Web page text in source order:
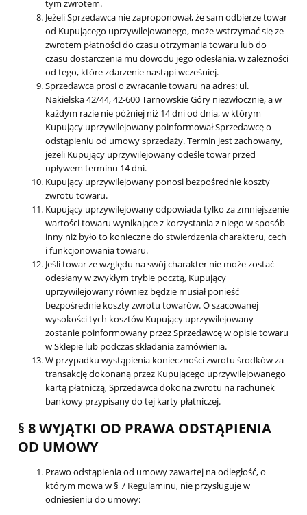
tym zwrotem.
Jeżeli Sprzedawca nie zaproponował, że sam odbierze towar
od Kupującego uprzywilejowanego, może wstrzymać się ze
zwrotem płatności do czasu otrzymania towaru lub do
czasu dostarczenia mu dowodu jego odesłania, w zależności
od tego, które zdarzenie nastąpi wcześniej.
Sprzedawca prosi o zwracanie towaru na adres: ul.
Nakielska 42/44, 42-600 Tarnowskie Góry niezwłocznie, a w
każdym razie nie później niż 14 dni od dnia, w którym
Kupujący uprzywilejowany poinformował Sprzedawcę o
odstąpieniu od umowy sprzedaży. Termin jest zachowany,
jeżeli Kupujący uprzywilejowany odeśle towar przed
upływem terminu 14 dni.
Kupujący uprzywilejowany ponosi bezpośrednie koszty
zwrotu towaru.
Kupujący uprzywilejowany odpowiada tylko za zmniejszenie
wartości towaru wynikające z korzystania z niego w sposób
inny niż było to konieczne do stwierdzenia charakteru, cech
i funkcjonowania towaru.
Jeśli towar ze względu na swój charakter nie może zostać
odesłany w zwykłym trybie pocztą, Kupujący
uprzywilejowany również będzie musiał ponieść
bezpośrednie koszty zwrotu towarów. O szacowanej
wysokości tych kosztów Kupujący uprzywilejowany
zostanie poinformowany przez Sprzedawcę w opisie towaru
w Sklepie lub podczas składania zamówienia.
W przypadku wystąpienia konieczności zwrotu środków za
transakcję dokonaną przez Kupującego uprzywilejowanego
kartą płatniczą, Sprzedawca dokona zwrotu na rachunek
bankowy przypisany do tej karty płatniczej.
§ 8 WYJĄTKI OD PRAWA ODSTĄPIENIA
OD UMOWY
Prawo odstąpienia od umowy zawartej na odległość, o
którym mowa w § 7 Regulaminu, nie przysługuje w
odniesieniu do umowy: